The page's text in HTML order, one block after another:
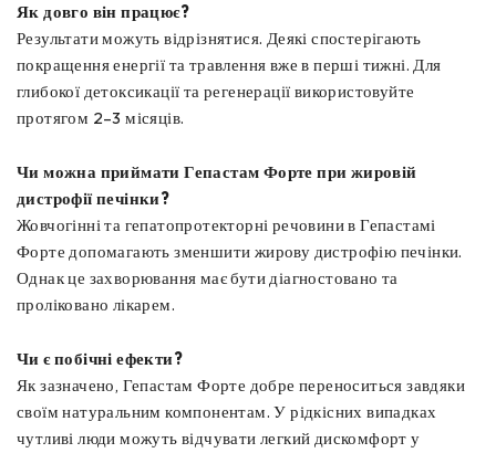
Як довго він працює?
Результати можуть відрізнятися. Деякі спостерігають
покращення енергії та травлення вже в перші тижні. Для
глибокої детоксикації та регенерації використовуйте
протягом 2–3 місяців.
Чи можна приймати Гепастам Форте при жировій
дистрофії печінки?
Жовчогінні та гепатопротекторні речовини в Гепастамі
Форте допомагають зменшити жирову дистрофію печінки.
Однак це захворювання має бути діагностовано та
проліковано лікарем.
Чи є побічні ефекти?
Як зазначено, Гепастам Форте добре переноситься завдяки
своїм натуральним компонентам. У рідкісних випадках
чутливі люди можуть відчувати легкий дискомфорт у